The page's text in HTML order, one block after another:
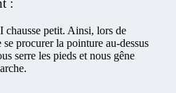
:
petit. Ainsi, lors de
procurer la pointure au-dessus
serre les pieds et nous gêne